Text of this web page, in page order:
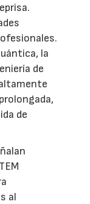
la
de
de
al